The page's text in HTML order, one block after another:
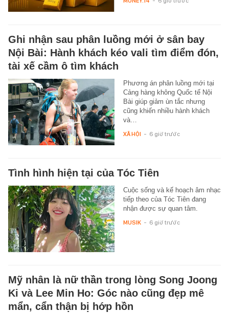
Ghi nhận sau phân luồng mới ở sân bay
Nội Bài: Hành khách kéo vali tìm điểm đón,
tài xế cầm ô tìm khách
Phương án phân luồng mới tại
Cảng hàng không Quốc tế Nội
Bài giúp giảm ùn tắc nhưng
cũng khiến nhiều hành khách
và…
XÃ HỘI - 6 giờ trước
Tình hình hiện tại của Tóc Tiên
Cuộc sống và kế hoạch âm nhạc
tiếp theo của Tóc Tiên đang
nhận được sự quan tâm.
MUSIK - 6 giờ trước
Mỹ nhân là nữ thần trong lòng Song Joong
Ki và Lee Min Ho: Góc nào cũng đẹp mê
mẩn, cẩn thận bị hớp hồn